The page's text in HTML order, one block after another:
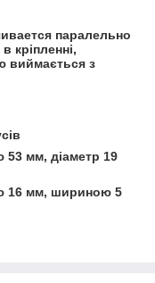
паралельно
кріпленні,
виймається з
53 мм, діаметр 19
16 мм, шириною 5